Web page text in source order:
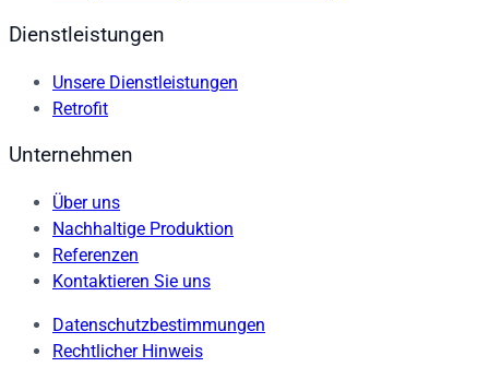
Dienstleistungen
Unsere Dienstleistungen
Retrofit
Unternehmen
Über uns
Nachhaltige Produktion
Referenzen
Kontaktieren Sie uns
Datenschutzbestimmungen
Rechtlicher Hinweis